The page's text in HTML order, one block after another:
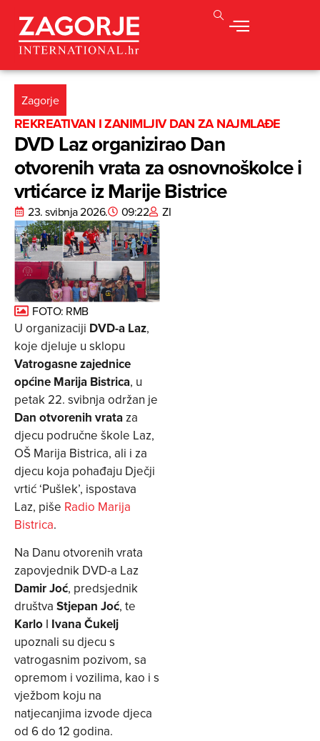
Zagorje
REKREATIVAN I ZANIMLJIV DAN ZA NAJMLAĐE
DVD Laz organizirao Dan
otvorenih vrata za osnovnoškolce i
vrtićarce iz Marije Bistrice
23. svibnja 2026. 09:22 ZI
FOTO: RMB
U organizaciji DVD-a Laz,
koje djeluje u sklopu
Vatrogasne zajednice
općine Marija Bistrica, u
petak 22. svibnja održan je
Dan otvorenih vrataza
djecu područne škole Laz,
OŠ Marija Bistrica, ali i za
djecu koja pohađaju Dječji
vrtić ‘Pušlek’, ispostava
Laz, piše Radio Marija
Bistrica.
Na Danu otvorenih vrata
zapovjednik DVD-a Laz
Damir Joć, predsjednik
društva Stjepan Joć, te
Karlo I Ivana Čukelj
upoznali su djecu s
vatrogasnim pozivom, sa
opremom i vozilima, kao i s
vježbom koju na
natjecanjima izvode djeca
od 6 do 12 godina.